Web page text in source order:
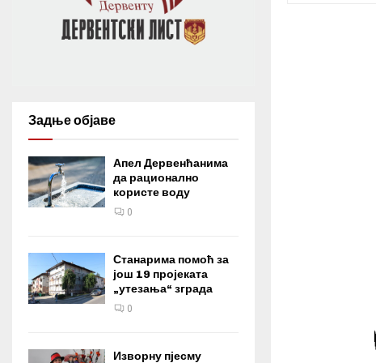
Задње објаве
Апел Дервенћанима
да рационално
користе воду
0
Станарима помоћ за
још 19 пројеката
„утезања“ зграда
0
Изворну пјесму